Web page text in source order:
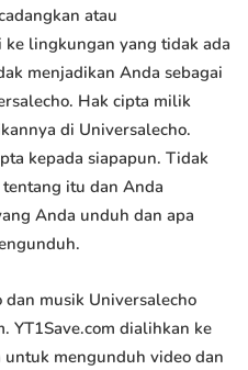
atau
lingkungan yang tidak ada
menjadikan Anda sebagai
Hak cipta milik
di Universalecho.
kepada siapapun. Tidak
itu dan Anda
Anda unduh dan apa
musik Universalecho
YT1Save.com dialihkan ke
mengunduh video dan